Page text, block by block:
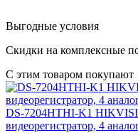
Выгодные условия
Скидки на комплексные
С этим товаром покупают
DS-7204HTHI-K1
видеорегистратор, 4